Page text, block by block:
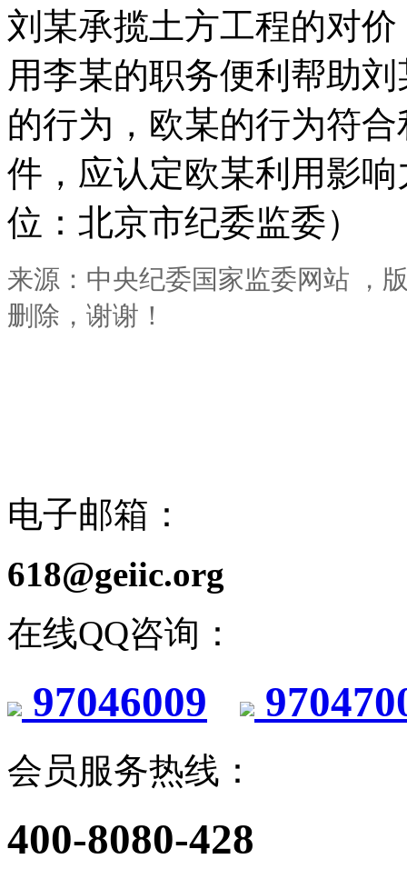
刘某承揽土方工程的对
用李某的职务便利帮助
的行为，欧某的行为符
件，应认定欧某利用影
位：北京市纪委监委）
来源：中央纪委国家监委网站 ，
删除，谢谢！
电子邮箱：
618@geiic.org
在线QQ咨询：
97046009
会员服务热线：
400-8080-428